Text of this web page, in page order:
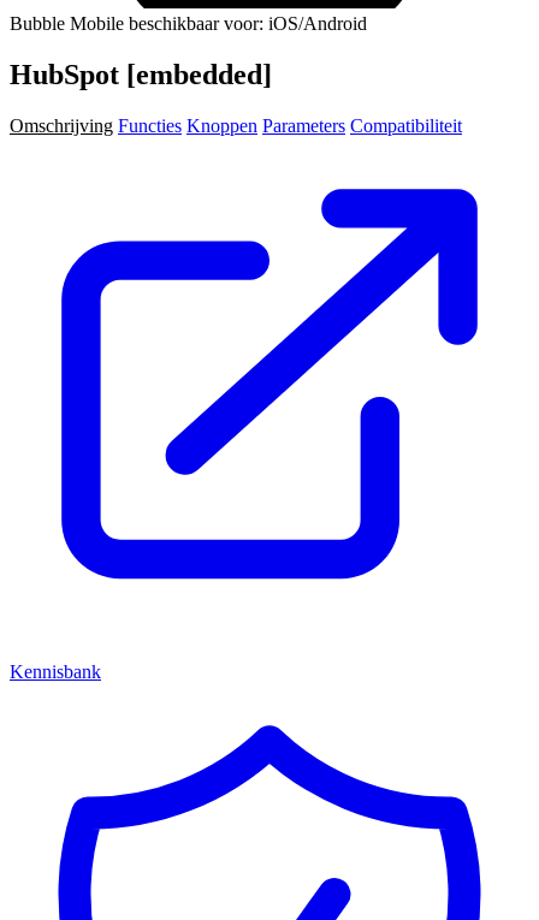
Bubble Mobile beschikbaar voor: iOS/Android
HubSpot [embedded]
Omschrijving Functies Knoppen Parameters Compatibiliteit
Kennisbank